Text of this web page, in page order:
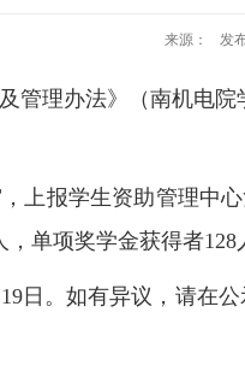
来源： 发
管理办法》（南机电
上报学生资助管理中
单项奖学金获得者128
日。如有异议，请在